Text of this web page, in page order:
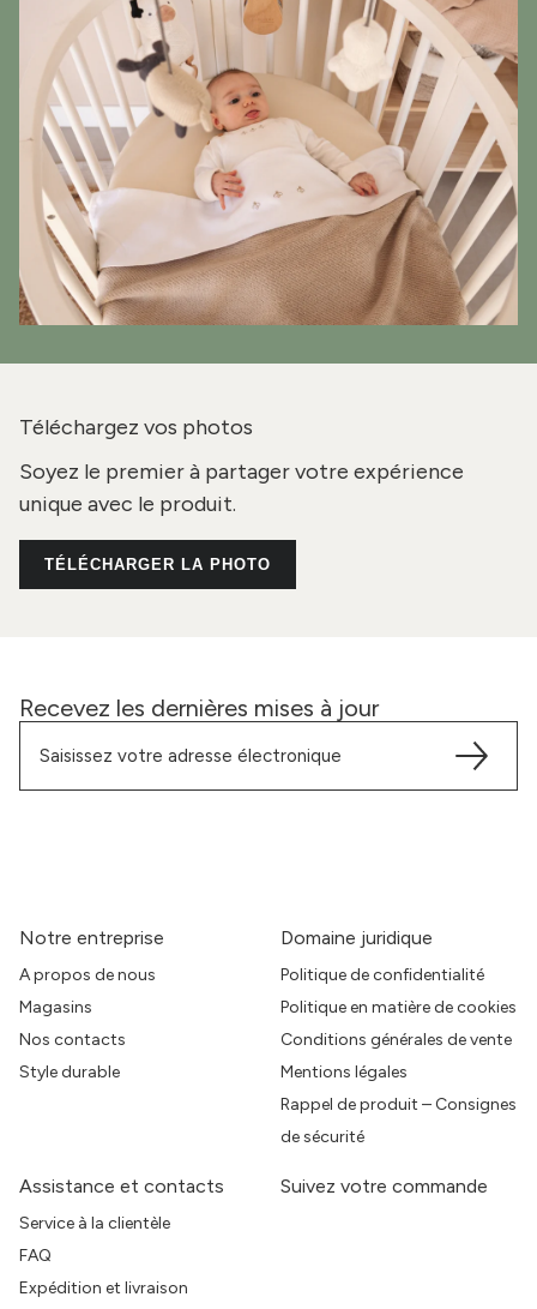
Téléchargez vos photos
Soyez le premier à partager votre expérience
unique avec le produit.
TÉLÉCHARGER LA PHOTO
Recevez les dernières mises à jour
Notre entreprise
A propos de nous
Magasins
Nos contacts
Style durable
Domaine juridique
Politique de confidentialité
Politique en matière de cookies
Conditions générales de vente
Mentions légales
Rappel de produit – Consignes
de sécurité
Assistance et contacts
Service à la clientèle
FAQ
Expédition et livraison
Suivez votre commande